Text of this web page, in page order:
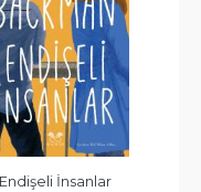
Endişeli İnsanlar